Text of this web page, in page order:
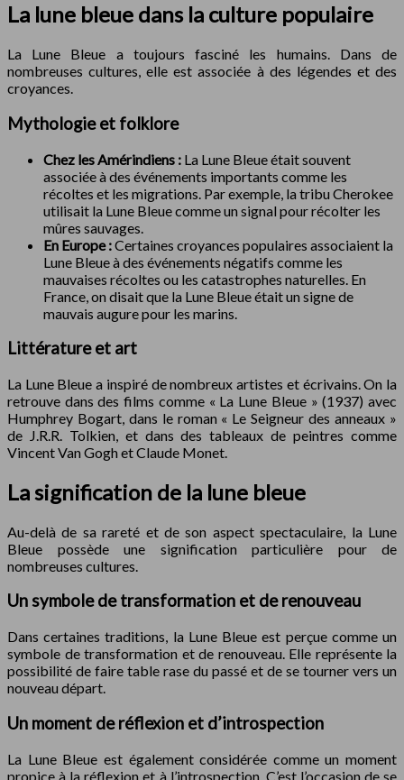
La lune bleue dans la culture populaire
La Lune Bleue a toujours fasciné les humains. Dans de
nombreuses cultures, elle est associée à des légendes et des
croyances.
Mythologie et folklore
Chez les Amérindiens : La Lune Bleue était souvent
associée à des événements importants comme les
récoltes et les migrations. Par exemple, la tribu Cherokee
utilisait la Lune Bleue comme un signal pour récolter les
mûres sauvages.
En Europe :Certaines croyances populaires associaient la
Lune Bleue à des événements négatifs comme les
mauvaises récoltes ou les catastrophes naturelles. En
France, on disait que la Lune Bleue était un signe de
mauvais augure pour les marins.
Littérature et art
La Lune Bleue a inspiré de nombreux artistes et écrivains. On la
retrouve dans des films comme « La Lune Bleue » (1937) avec
Humphrey Bogart, dans le roman « Le Seigneur des anneaux »
de J.R.R. Tolkien, et dans des tableaux de peintres comme
Vincent Van Gogh et Claude Monet.
La signification de la lune bleue
Au-delà de sa rareté et de son aspect spectaculaire, la Lune
Bleue possède une signification particulière pour de
nombreuses cultures.
Un symbole de transformation et de renouveau
Dans certaines traditions, la Lune Bleue est perçue comme un
symbole de transformation et de renouveau. Elle représente la
possibilité de faire table rase du passé et de se tourner vers un
nouveau départ.
Un moment de réflexion et d’introspection
La Lune Bleue est également considérée comme un moment
propice à la réflexion et à l’introspection. C’est l’occasion de se